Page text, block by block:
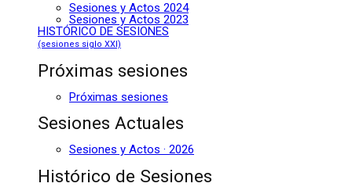
Sesiones y Actos 2024
Sesiones y Actos 2023
HISTÓRICO DE SESIONES
(sesiones siglo XXI)
Próximas sesiones
Próximas sesiones
Sesiones Actuales
Sesiones y Actos · 2026
Histórico de Sesiones